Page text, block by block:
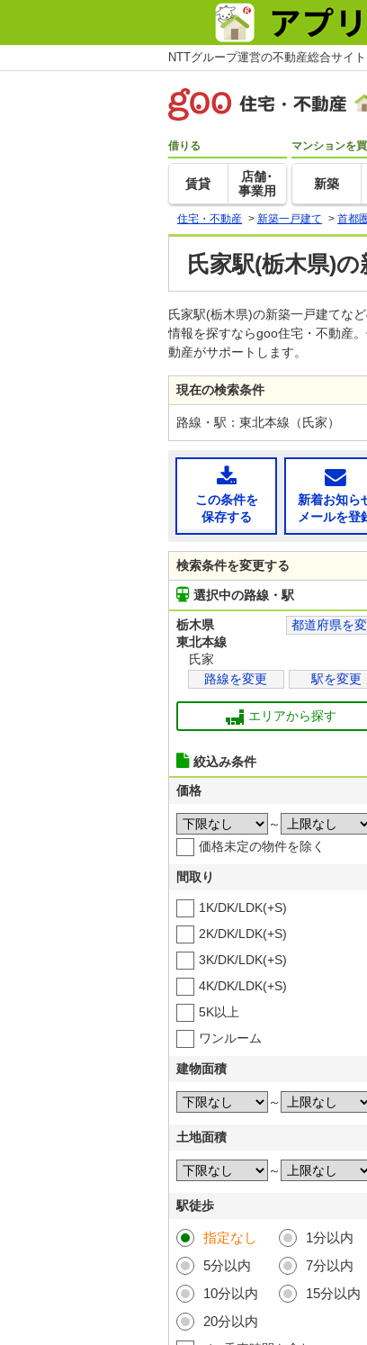
NTTグループ運営の不動産総合サイ
借りる
賃貸
店舗･
事業用
マンションを
新築
住宅・不動産 > 新築一戸建て > 首都圏
氏家駅(栃木県)
氏家駅(栃木県)の新築一戸建てな
情報を探すならgoo住宅・不動産
動産がサポートします。
現在の検索条件
路線・駅：東北本線（氏家）
この条件を
保存する
新着お知ら
メールを登
検索条件を変更する
選択中の路線・駅
栃木県
都道府県を
東北本線
氏家
路線を変更
駅を変更
エリアから探す
絞込み条件
価格
～
価格未定の物件を除く
間取り
1K/DK/LDK(+S)
2K/DK/LDK(+S)
3K/DK/LDK(+S)
4K/DK/LDK(+S)
5K以上
ワンルーム
建物面積
～
土地面積
～
駅徒歩
指定なし
1分以内
5分以内
7分以内
10分以内
15分以内
20分以内